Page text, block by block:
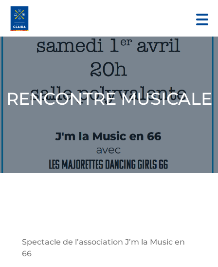
RENCONTRE MUSICALE
Spectacle de l’association J’m la Music en
66